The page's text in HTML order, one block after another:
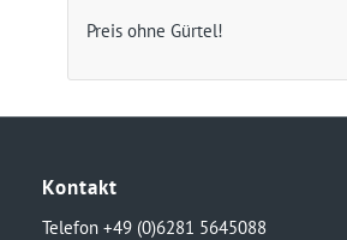
Preis ohne Gürtel!
Kontakt
Telefon +49 (0)6281 5645088